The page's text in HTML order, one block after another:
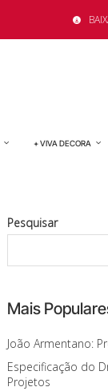
+ VIVA DECORA
Pesquisar
Mais
João Armentano:
Especificação do
Projetos